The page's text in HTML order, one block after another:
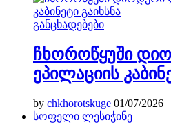
განცხადებები
ჩხოროწყუში
ეპილაციის
by chkhorotskuge 01/07/2026
სოფელი ლესიჭინე